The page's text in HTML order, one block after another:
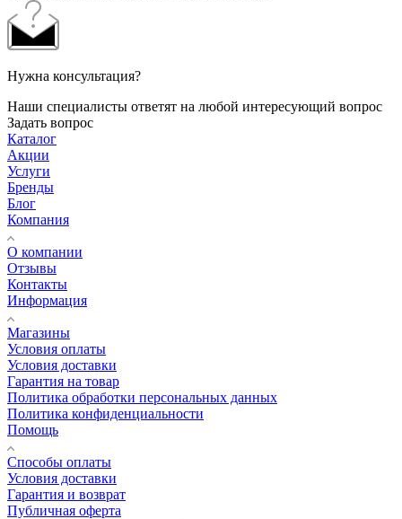
Нужна консультация?
Наши специалисты ответят на любой интересующий вопрос
Задать вопрос
Каталог
Акции
Услуги
Бренды
Блог
Компания
О компании
Отзывы
Контакты
Информация
Магазины
Условия оплаты
Условия доставки
Гарантия на товар
Политика обработки персональных данных
Политика конфиденциальности
Помощь
Способы оплаты
Условия доставки
Гарантия и возврат
Публичная оферта